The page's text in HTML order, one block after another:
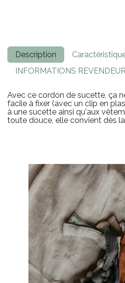
Description
INFORMATIONS
Avec ce cordon de sucette, ça
facile à fixer (avec un clip en
à une sucette ainsi qu'aux
toute douce, elle convient dès